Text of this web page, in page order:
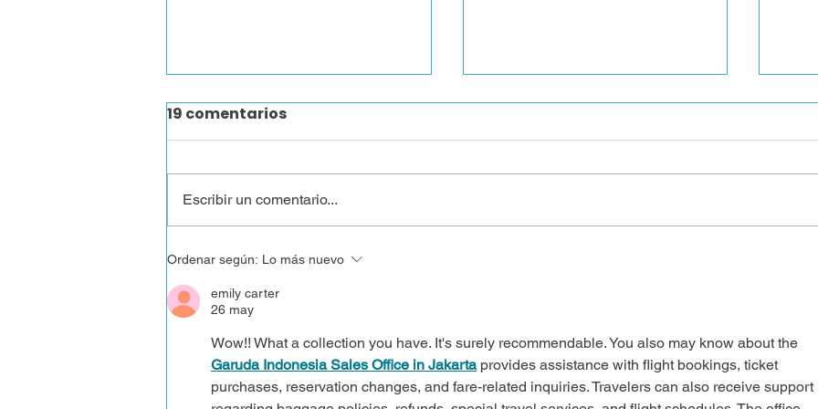
¡Jóvenes, cambiemos la
educación!
el
que
19 comentarios
Escribir un comentario...
Ordenar según: Lo más nuevo
emily carter
26 may
Wow!! What a collection you have. It's surely recommendable. You also may know about the
Garuda Indonesia Sales Office in Jakarta provides assistance with flight bookings, ticket
purchases, reservation changes, and fare-related inquiries. Travelers can also receive support